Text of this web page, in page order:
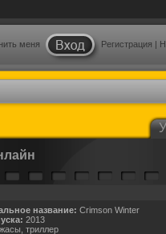
меня Регистрация |
название: Crimson Winter
2013
триллер